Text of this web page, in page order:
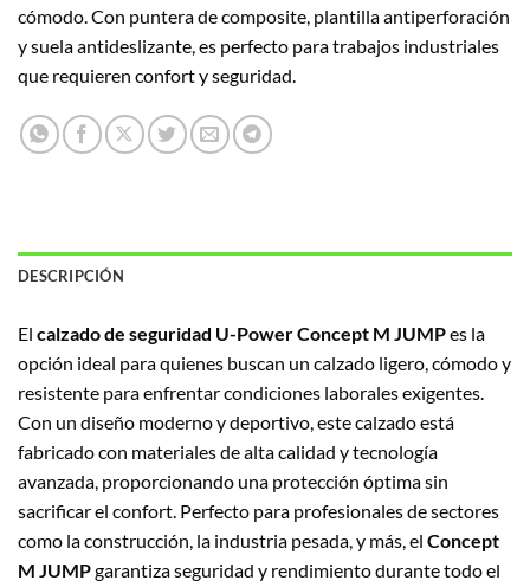
cómodo. Con puntera de composite, plantilla antiperforación
y suela antideslizante, es perfecto para trabajos industriales
que requieren confort y seguridad.
DESCRIPCIÓN
El calzado de seguridad U-Power Concept M JUMPes la
opción ideal para quienes buscan un calzado ligero, cómodo y
resistente para enfrentar condiciones laborales exigentes.
Con un diseño moderno y deportivo, este calzado está
fabricado con materiales de alta calidad y tecnología
avanzada, proporcionando una protección óptima sin
sacrificar el confort. Perfecto para profesionales de sectores
como la construcción, la industria pesada, y más, el Concept
M JUMPgarantiza seguridad y rendimiento durante todo el